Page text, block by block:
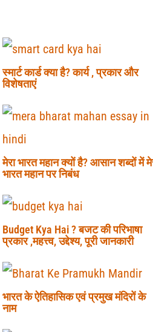
स्मार्ट कार्ड क्या है? कार्य , प्रकार और
विशेषताएं
मेरा भारत महान क्यों है? आसान शब्दों में
भारत महान पर निबंध
Budget Kya Hai ? बजट की परिभाषा
प्रकार ,महत्त्व, उद्देश्य, पूरी जानकारी
भारत के ऐतिहासिक एवं प्रमुख मंदिरों के
नाम